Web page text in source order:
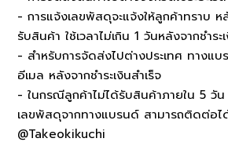
- การแจ้งเลขพัสดุจะแจ้งให้ลูกค้าทราบ ห
รับสินค้า ใช้เวลาไม่เกิน 1 วันหลังจากชำระ
- สำหรับการจัดส่งไปต่างประเทศ ทางแ
อีเมล หลังจากชำระเงินสำเร็จ
- ในกรณีลูกค้าไม่ได้รับสินค้าภายใน 5 วั
เลขพัสดุจากทางแบรนด์ สามารถติดต่อไ
@Takeokikuchi